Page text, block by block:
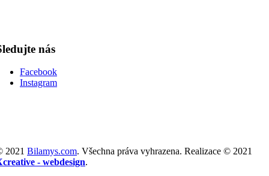
nás
Facebook
Instagram
2021 Bilamys.com. Všechna práva vyhrazena. Realizace © 2021
- webdesign.